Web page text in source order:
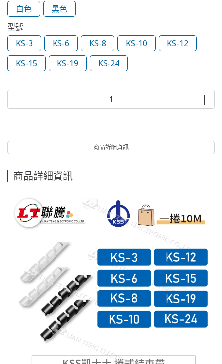
白色
黑色
型號
KS-3
KS-6 KS-8 KS-10
KS-12
KS-15
KS-19 KS-24
商品詳細資訊
商品詳細資訊